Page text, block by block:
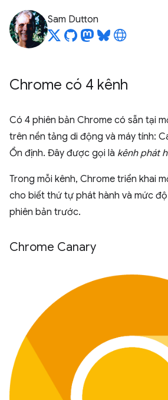
Sam Dutton
Chrome có 4 kênh
Có 4 phiên bản Chrome có sẵn tại
trên nền tảng di động và máy tính:
Ổn định. Đây được gọi là kênh phát
Trong mỗi kênh, Chrome triển khai
cho biết thứ tự phát hành và mức
phiên bản trước.
Chrome Canary